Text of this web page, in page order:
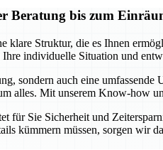
bis zum
Struktur, die es Ihnen
individuelle Situation und
sondern auch eine
alles. Mit unserem Know-how
Sie Sicherheit und
kümmern müssen, sorgen